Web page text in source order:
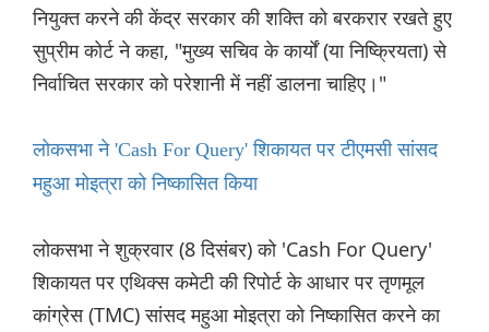
नियुक्त करने की केंद्र सरकार की शक्ति को बरकरार रखते हुए
सुप्रीम कोर्ट ने कहा, "मुख्य सचिव के कार्यों (या निष्क्रियता) से
निर्वाचित सरकार को परेशानी में नहीं डालना चाहिए।"
लोकसभा ने 'Cash For Query' शिकायत पर टीएमसी सांसद
महुआ मोइत्रा को निष्कासित किया
लोकसभा ने शुक्रवार (8 दिसंबर) को 'Cash For Query'
शिकायत पर एथिक्स कमेटी की रिपोर्ट के आधार पर तृणमूल
कांग्रेस (TMC) सांसद महुआ मोइत्रा को निष्कासित करने का